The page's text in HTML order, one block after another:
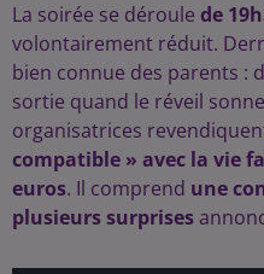
La soirée se déroule de
volontairement réduit.
bien connue des parents :
sortie quand le réveil
organisatrices
compatible » avec la vie
euros. Il comprend une
plusieurs surprises